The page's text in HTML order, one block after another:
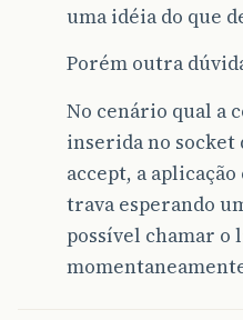
uma idéia do que
Porém outra
No cenário qual a
inserida no socket
accept, a
trava esperando
possível chamar o